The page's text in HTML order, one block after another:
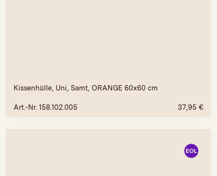
Kissenhülle, Uni, Samt, ORANGE 60x60 cm
Art.-Nr. 158.102.005 37,95 €